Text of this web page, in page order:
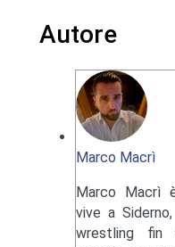
Autore
Marco Macrì
Marco Macrì
vive a
wrestling fin